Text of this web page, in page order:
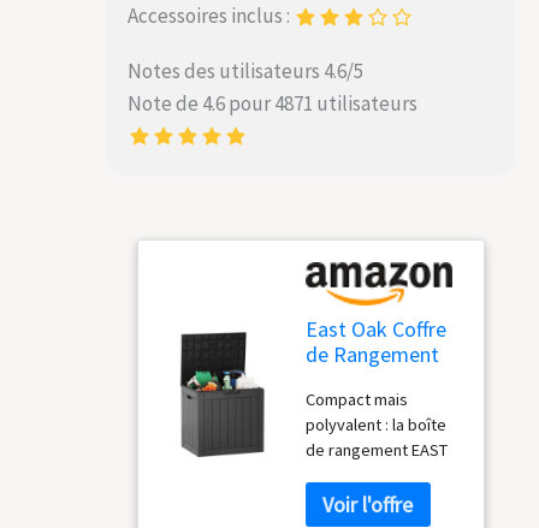
Accessoires inclus :
Notes des utilisateurs 4.6/5
Note de 4.6 pour 4871 utilisateurs
East Oak Coffre
de Rangement
Etanche 117L,
Coffres de
Jardin, Malle
Rangement in-
et extérieur,
Compact mais
polyvalent : la boîte
de rangement EAST
mesure 58L × 43l ×